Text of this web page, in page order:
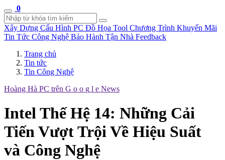
0
Xây Dựng Cấu Hình PC Đồ Họa Tool Chương Trình Khuyến Mãi
Tin Tức Công Nghệ Bảo Hành Tận Nhà Feedback
Trang chủ
Tin tức
Tin Công Nghệ
Hoàng Hà PC trên G o o g l e News
Intel Thế Hệ 14: Những Cải
Tiến Vượt Trội Về Hiệu Suất
và Công Nghệ